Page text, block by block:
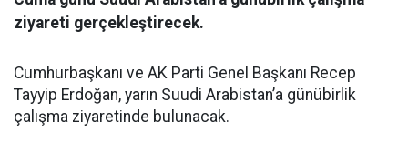
ziyareti gerçekleştirecek.
Cumhurbaşkanı ve AK Parti Genel Başkanı Recep
Tayyip Erdoğan, yarın Suudi Arabistan’a günübirlik
çalışma ziyaretinde bulunacak.